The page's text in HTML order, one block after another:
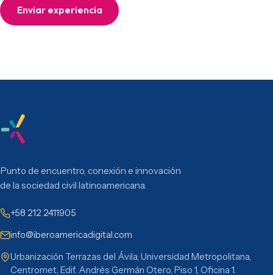
Enviar experiencia
Punto de encuentro, conexión e innovación
de la sociedad civil latinoamericana.
+58 212 2411905
info@iberoamericadigital.com
Urbanización Terrazas del Ávila, Universidad Metropolitana,
Centromet, Edif. Andrés Germán Otero, Piso 1, Oficina 1.